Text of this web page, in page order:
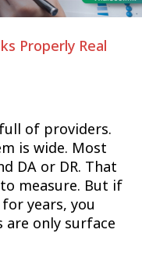
Properly Real
of providers.
is wide. Most
DA or DR. That
measure. But if
years, you
are only surface